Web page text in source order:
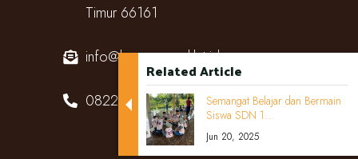
Related Article
Semangat Belajar dan Bermain
Siswa SDN 1...
Jun 20, 2025
Timur 66161
info@kampungcoklat.id
082220567818